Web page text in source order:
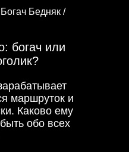
Богач Бедняк /
богач или
маршруток и
Каково ему
обо всех